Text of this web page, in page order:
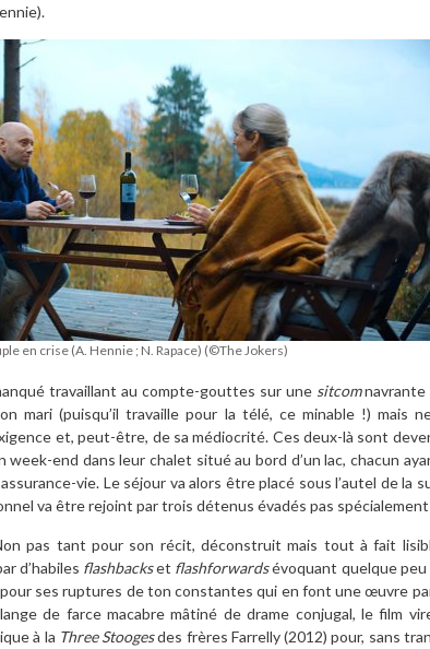
en crise (A. Hennie ; N. Rapace) (©The Jokers)
travaillant au compte-gouttes sur une sitcomnavrante
mari (puisqu’il travaille pour la télé, ce minable !) mais
et, peut-être, de sa médiocrité. Ces deux-là sont
week-end dans leur chalet situé au bord d’un lac, chacun
vie. Le séjour va alors être placé sous l’autel de la
va être rejoint par trois détenus évadés pas
pas tant pour son récit, déconstruit mais tout à fait
d’habiles flashbackset flashforwardsévoquant quelque peu
ses ruptures de ton constantes qui en font une œuvre
de farce macabre mâtiné de drame conjugal, le film
à la Three Stoogesdes frères Farrelly (2012) pour, sans